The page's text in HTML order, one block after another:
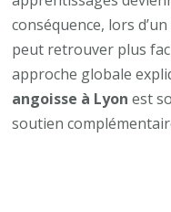
conséquence, lors
peut retrouver plus
approche globale
angoisse à Lyon est
soutien